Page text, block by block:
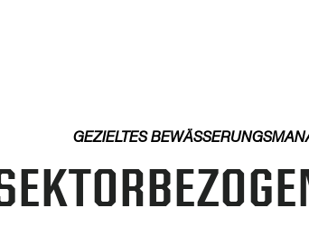
GEZIELTES